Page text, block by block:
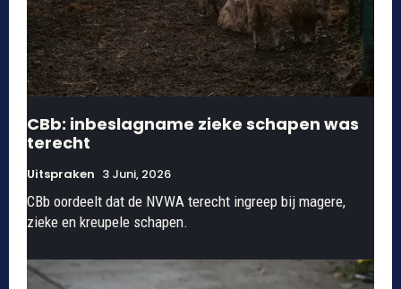
CBb: inbeslagname zieke schapen was
terecht
Uitspraken 3 Juni, 2026
CBb oordeelt dat de NVWA terecht ingreep bij magere,
zieke en kreupele schapen.